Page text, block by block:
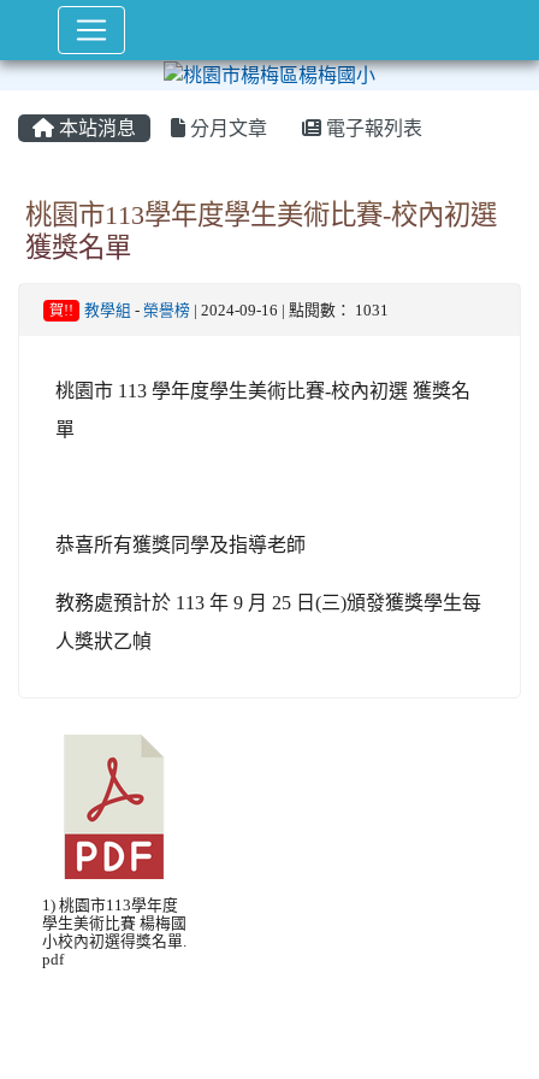
本站消息 分月文章 電子報列表
桃園市113學年度學生美術比賽-校內初選
獲獎名單
賀!! 教學組 - 榮譽榜| 2024-09-16 | 點閱數： 1031
桃園市 113 學年度學生美術比賽-校內初選 獲獎名
單
恭喜所有獲獎同學及指導老師
教務處預計於 113 年 9 月 25 日(三)頒發獲獎學生每
人獎狀乙幀
1) 桃園市113學年度
學生美術比賽 楊梅國
小校內初選得獎名單.
pdf